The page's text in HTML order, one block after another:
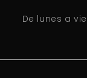
De lunes a